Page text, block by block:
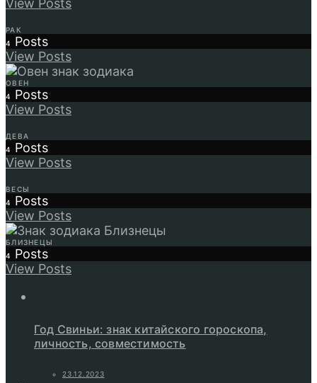
РАК
4
Posts
View Posts
ОВЕН
4
Posts
View Posts
ДЕВА
4
Posts
View Posts
ВЕСЫ
4
Posts
View Posts
БЛИЗНЕЦЫ
4
Posts
View Posts
Год Свиньи: знак китайского гороскопа,
личность, совместимость
23.12.2023